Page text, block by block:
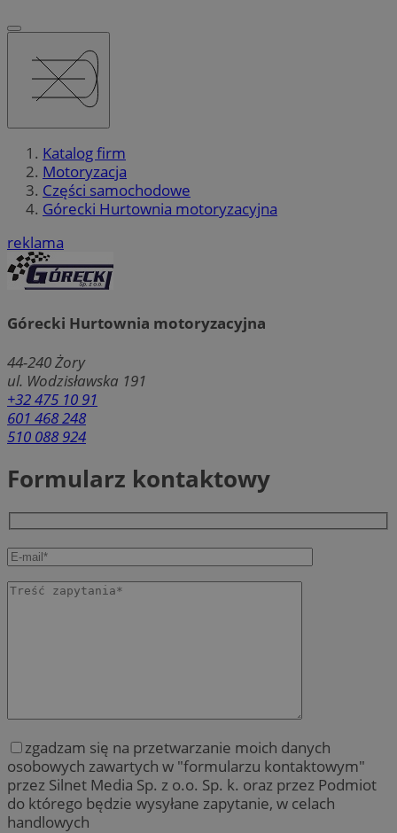
Katalog firm
Motoryzacja
Części samochodowe
Górecki Hurtownia motoryzacyjna
reklama
Górecki Hurtownia motoryzacyjna
44-240Żory
ul. Wodzisławska 191
+32 475 10 91
601 468 248
510 088 924
Formularz kontaktowy
zgadzam się na przetwarzanie moich danych
osobowych zawartych w "formularzu kontaktowym"
przez Silnet Media Sp. z o.o. Sp. k. oraz przez Podmiot
do którego będzie wysyłane zapytanie, w celach
handlowych